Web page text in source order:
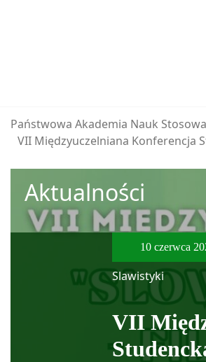
Państwowa Akademia Nauk
VII Międzyuczelniana Konferencja
Aktualności
10 czerwca
Slawistyki
VII